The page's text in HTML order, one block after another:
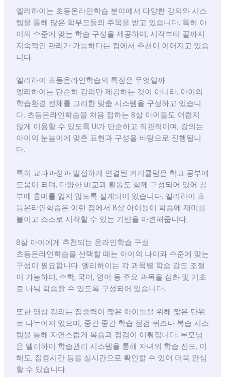
엘리하이는 초등온라인학습 분야에서 다양한 강의와 시스
템을 통해 많은 학부모들의 주목을 받고 있습니다. 특히 아
이의 수준에 맞는 학습 구성을 제공하며, 시작부터 끝까지
지속적인 관리가 가능하다는 점에서 추천이 이어지고 있습
니다.
엘리하이 초등온라인학습의 특징은 무엇일까
엘리하이는 단순히 강의만 제공하는 것이 아니라, 아이의
학습환경 전체를 고려한 맞춤 시스템을 구성하고 있습니
다. 초등온라인학습을 처음 접하는 8살 아이들도 어렵지
않게 이용할 수 있도록 UI가 단순하고 직관적이며, 강의는
아이의 눈높이에 맞춘 표현과 구성을 바탕으로 진행됩니
다.
특히 교과과정과 밀접하게 연결된 커리큘럼은 학교 공부에
도움이 되며, 다양한 비교과 활동도 함께 구성되어 있어 공
부에 흥미를 잃지 않도록 설계되어 있습니다. 엘리하이 초
등온라인학습은 이런 점에서 8살 아이들이 학습에 재미를
붙이고 스스로 시작할 수 있는 기반을 마련해줍니다.
8살 아이에게 추천되는 온라인학습 구성
초등온라인학습을 선택할 때는 아이의 나이와 수준에 맞는
구성이 필요합니다. 엘리하이는 각 과목별 학습 강도 조절
이 가능하며, 수학, 국어, 영어 등 주요 과목을 심화 및 기초
로 나눠 학습할 수 있도록 구성되어 있습니다.
또한 영상 강의는 집중력이 짧은 아이들을 위해 짧은 단위
로 나누어져 있으며, 중간 중간 학습 점검 퀴즈나 복습 시스
템을 통해 자연스럽게 복습과 점검이 이뤄집니다. 부모님
은 엘리하이 학습관리 시스템을 통해 자녀의 학습 진도, 이
해도, 집중시간 등을 실시간으로 확인할 수 있어 더욱 안심
할 수 있습니다.